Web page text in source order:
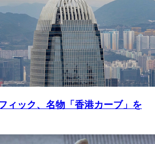
ィック、名物「香港カーブ」を